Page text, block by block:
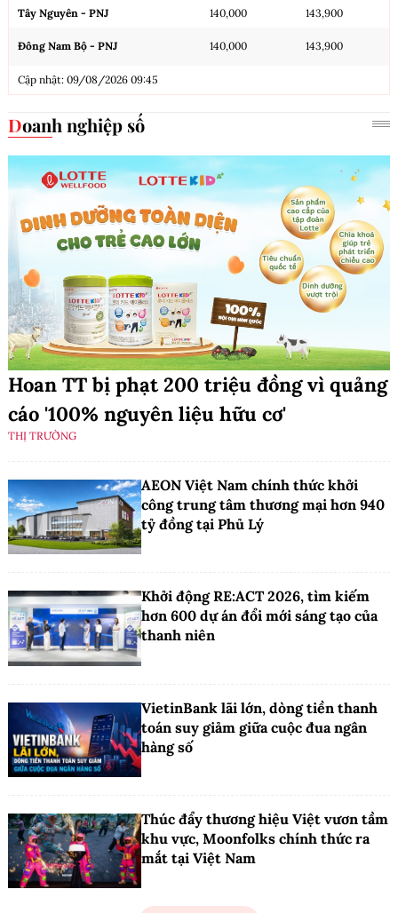
Tây Nguyên - PNJ 140,000 143,900
Đông Nam Bộ - PNJ 140,000 143,900
Cập nhật: 09/08/2026 09:45
Doanh nghiệp số
Hoan TT bị phạt 200 triệu đồng vì quảng
cáo '100% nguyên liệu hữu cơ'
THỊ TRƯỜNG
AEON Việt Nam chính thức khởi
công trung tâm thương mại hơn 940
tỷ đồng tại Phủ Lý
Khởi động RE:ACT 2026, tìm kiếm
hơn 600 dự án đổi mới sáng tạo của
thanh niên
VietinBank lãi lớn, dòng tiền thanh
toán suy giảm giữa cuộc đua ngân
hàng số
Thúc đẩy thương hiệu Việt vươn tầm
khu vực, Moonfolks chính thức ra
mắt tại Việt Nam